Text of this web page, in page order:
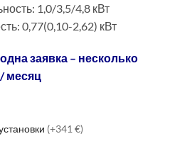
1,0/3,5/4,8 кВт
0,77(0,10-2,62) кВт
заявка – несколько
месяц
(+341 €)